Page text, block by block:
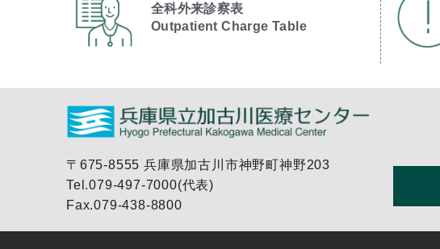
全科外来診察表
Outpatient Charge Table​
〒675-8555 兵庫県加古川市神野町神野203
Tel.079-497-7000(代表)
Fax.079-438-8800